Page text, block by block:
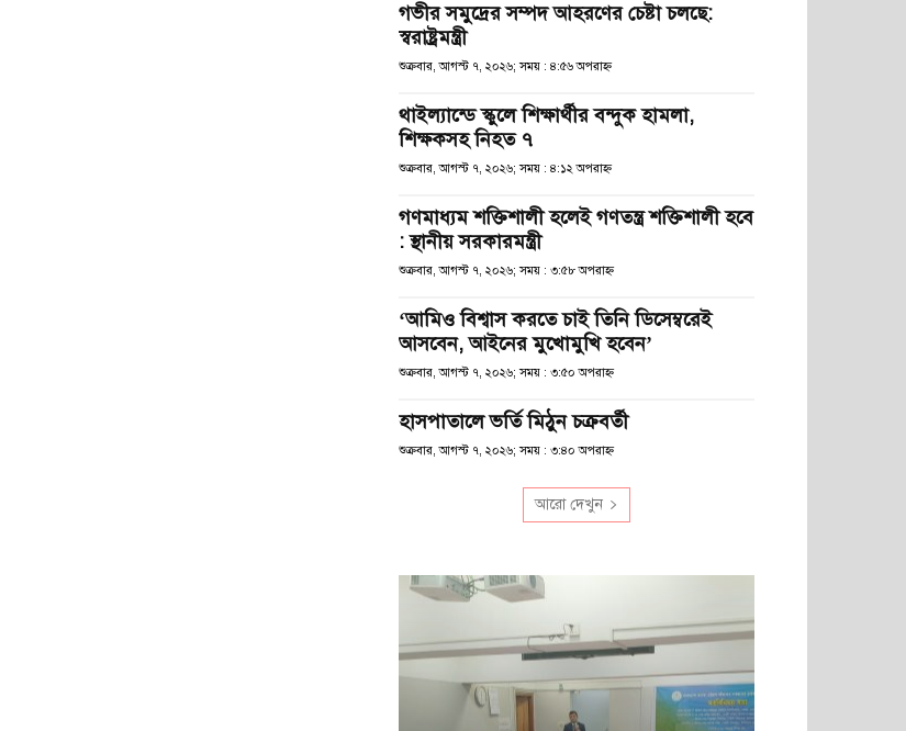
গভীর সমুদ্রের সম্পদ আহরণের চেষ্টা চলছে:
স্বরাষ্ট্রমন্ত্রী
শুক্রবার, আগস্ট ৭, ২০২৬; সময় : ৪:৫৬ অপরাহ্ণ
থাইল্যান্ডে স্কুলে শিক্ষার্থীর বন্দুক হামলা,
শিক্ষকসহ নিহত ৭
শুক্রবার, আগস্ট ৭, ২০২৬; সময় : ৪:১২ অপরাহ্ণ
গণমাধ্যম শক্তিশালী হলেই গণতন্ত্র শক্তিশালী হবে
: স্থানীয় সরকারমন্ত্রী
শুক্রবার, আগস্ট ৭, ২০২৬; সময় : ৩:৫৮ অপরাহ্ণ
‘আমিও বিশ্বাস করতে চাই তিনি ডিসেম্বরেই
আসবেন, আইনের মুখোমুখি হবেন’
শুক্রবার, আগস্ট ৭, ২০২৬; সময় : ৩:৫০ অপরাহ্ণ
হাসপাতালে ভর্তি মিঠুন চক্রবর্তী
শুক্রবার, আগস্ট ৭, ২০২৬; সময় : ৩:৪০ অপরাহ্ণ
আরো দেখুন